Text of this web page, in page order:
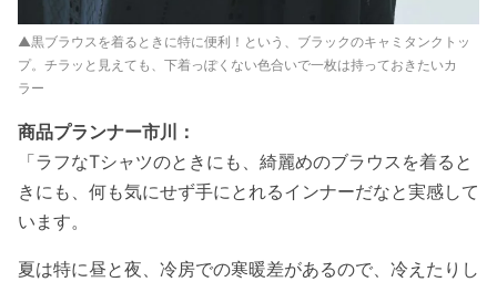
▲黒ブラウスを着るときに特に便利！という、ブラックのキャミタンクトッ
プ。チラッと見えても、下着っぽくない色合いで一枚は持っておきたいカ
ラー
商品プランナー市川：
「ラフなTシャツのときにも、綺麗めのブラウスを着ると
きにも、何も気にせず手にとれるインナーだなと実感して
います。
夏は特に昼と夜、冷房での寒暖差があるので、冷えたりし